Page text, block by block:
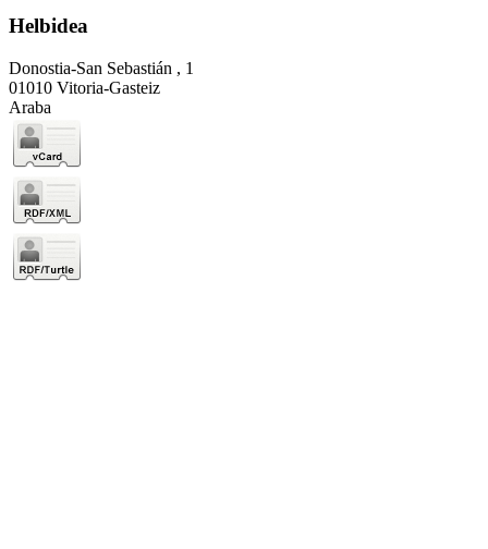
Helbidea
Donostia-San Sebastián , 1
01010 Vitoria-Gasteiz
Araba